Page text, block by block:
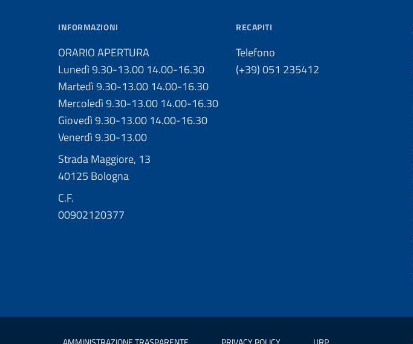
INFORMAZIONI
ORARIO APERTURA
Lunedì 9.30-13.00 14.00-16.30
Martedì 9.30-13.00 14.00-16.30
Mercoledì 9.30-13.00 14.00-16.30
Giovedì 9.30-13.00 14.00-16.30
Venerdì 9.30-13.00
Strada Maggiore, 13
40125 Bologna
C.F.
00902120377
RECAPITI
Telefono
(+39) 051 235412